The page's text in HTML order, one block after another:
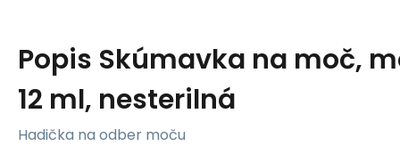
Popis Skúmavka na moč,
12 ml, nesterilná
Hadička na odber moču